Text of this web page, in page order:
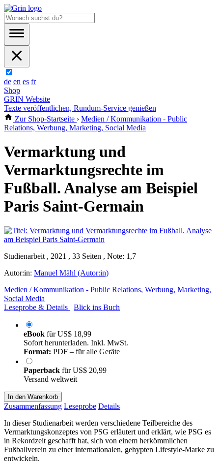
de en es fr
Shop
GRIN Website
Texte veröffentlichen, Rundum-Service genießen
Zur Shop-Startseite › Medien / Kommunikation - Public
Relations, Werbung, Marketing, Social Media
Vermarktung und
Vermarktungsrechte im
Fußball. Analyse am Beispiel
Paris Saint-Germain
Studienarbeit , 2021 , 33 Seiten , Note: 1,7
Autor:in: Manuel Mähl (Autor:in)
Medien / Kommunikation - Public Relations, Werbung, Marketing,
Social Media
Leseprobe & Details
Blick ins Buch
eBook fürUS$ 18,99
Sofort herunterladen. Inkl. MwSt.
Format: PDF – für alle Geräte
Paperback fürUS$ 20,99
Versand weltweit
In den Warenkorb
Zusammenfassung Leseprobe Details
In dieser Studienarbeit werden verschiedene Teilbereiche des
Vermarktungskonzeptes von PSG erläutert und erklärt, wie PSG es
in Rekordzeit geschafft hat, sich von einem herkömmlichen
Fußballverein zu einer internationalen, gehypten Lifestyle-Marke zu
entwickeln.